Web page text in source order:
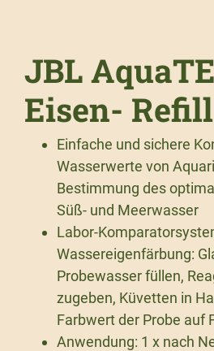
JBL
Eisen- Refill
Einfache und sichere
Wasserwerte von
Bestimmung des
Süß- und Meerwasser
Labor-
Wassereigenfärbung:
Probewasser füllen,
zugeben, Küvetten in
Farbwert der Probe auf
Anwendung: 1 x nach